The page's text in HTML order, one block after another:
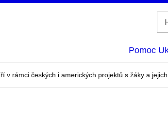
Pomoc
v rámci českých i amerických projektů s žáky a